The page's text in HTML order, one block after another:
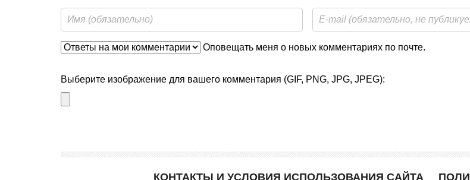
Оповещать меня о новых комментариях по почте.
Выберите изображение для вашего комментария (GIF, PNG, JPG, JPEG):
КОНТАКТЫ И УСЛОВИЯ ИСПОЛЬЗОВАНИЯ САЙТА